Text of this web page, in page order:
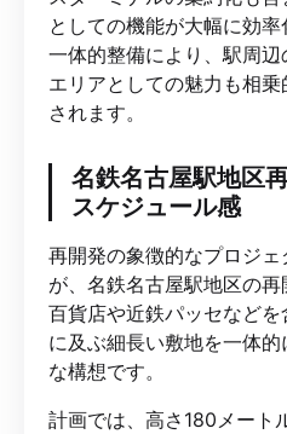
としての機能が大幅に効
一体的整備により、駅周
エリアとしての魅力も相
されます。
名鉄名古屋駅地区
スケジュール感
再開発の象徴的なプロジ
が、名鉄名古屋駅地区の
百貨店や近鉄パッセなど
に及ぶ細長い敷地を一体
な構想です。
計画では、高さ180メート